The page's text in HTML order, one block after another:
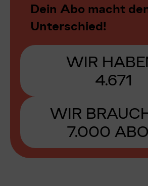
Dein Abo macht
Unterschied!
WIR
4.671
WIR
7.000